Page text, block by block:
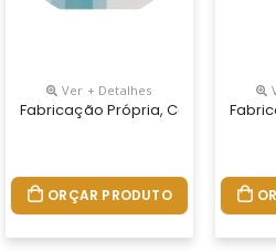
Personalizados Do Seu
Ver + Detalhes
Fabricação Própria, Cadernos
ORÇAR PRODUTO